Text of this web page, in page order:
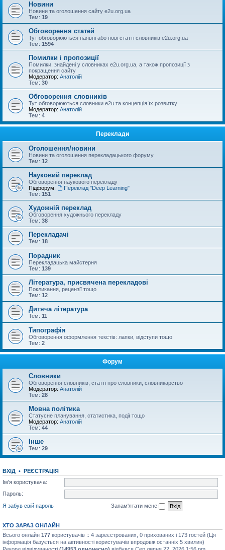
Новини
Новини та оголошення сайту e2u.org.ua
Тем: 19
Обговорення статей
Тут обговорюються наявні або нові статті словників e2u.org.ua
Тем: 1594
Помилки і пропозиції
Помилки, знайдені у словниках e2u.org.ua, а також пропозиції з
покращення сайту
Модератор: Анатолій
Тем: 30
Обговорення словників
Тут обговорюються словники e2u та концепція їх розвитку
Модератор: Анатолій
Тем: 4
Переклади
Оголошення/новини
Новини та оголошення перекладацького форуму
Тем: 12
Науковий переклад
Обговорення наукового перекладу
Підфорум:
Переклад "Deep Learning"
Тем: 151
Художній переклад
Обговорення художнього перекладу
Тем: 38
Перекладачі
Тем: 18
Порадник
Перекладацька майстерня
Тем: 139
Література, присвячена перекладові
Покликання, рецензії тощо
Тем: 12
Дитяча література
Тем: 11
Типографія
Обговорення оформлення текстів: лапки, відступи тощо
Тем: 2
Форум
Словники
Обговорення словників, статті про словники, словникарство
Модератор: Анатолій
Тем: 28
Мовна політика
Статусне планування, статистика, події тощо
Модератор: Анатолій
Тем: 44
Інше
Тем: 29
ВХІД • РЕЄСТРАЦІЯ
Ім'я користувача:
Пароль:
Я забув свій пароль
Запам'ятати мене
ХТО ЗАРАЗ ОНЛАЙН
Всього онлайн 177 користувачів :: 4 зареєстрованих, 0 прихованих і 173 гостей (Ця
інформація базується на активності користувачів впродовж останніх 5 хвилин)
Рекорд відвідуваності (14953 одночасно) відбувся Сер липня 22, 2026 1:56 pm